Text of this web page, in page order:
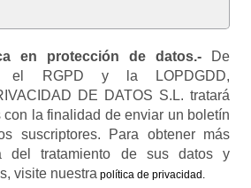
en protección de datos.- De
el RGPD y la LOPDGDD,
DE DATOS S.L. tratará
con la finalidad de enviar un boletín
suscriptores. Para obtener más
del tratamiento de sus datos y
visite nuestra política de privacidad